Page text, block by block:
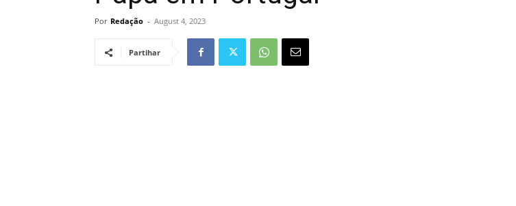
Por Redação - August 4, 2023
Partihar